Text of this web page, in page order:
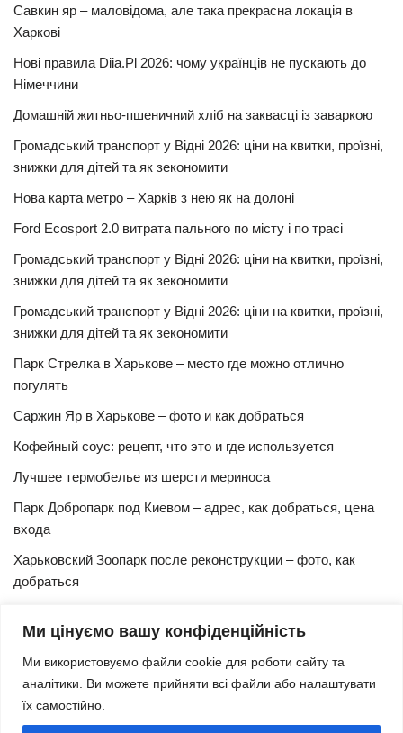
Ми цінуємо вашу конфіденційність
Ми використовуємо файли cookie для роботи сайту та
аналітики. Ви можете прийняти всі файли або налаштувати
їх самостійно.
Савкин яр – маловідома, але така прекрасна локація в
Харкові
Нові правила Diia.Pl 2026: чому українців не пускають до
Німеччини
Домашній житньо-пшеничний хліб на заквасці із заваркою
Громадський транспорт у Відні 2026: ціни на квитки, проїзні,
знижки для дітей та як зекономити
Нова карта метро – Харків з нею як на долоні
Ford Ecosport 2.0 витрата пального по місту і по трасі
Громадський транспорт у Відні 2026: ціни на квитки, проїзні,
знижки для дітей та як зекономити
Громадський транспорт у Відні 2026: ціни на квитки, проїзні,
знижки для дітей та як зекономити
Парк Стрелка в Харькове – место где можно отлично
погулять
Саржин Яр в Харькове – фото и как добраться
Кофейный соус: рецепт, что это и где используется
Лучшее термобелье из шерсти мериноса
Парк Добропарк под Киевом – адрес, как добраться, цена
входа
Харьковский Зоопарк после реконструкции – фото, как
добраться
домашних условиях
Харьковская Швейцария – цены, адрес, как добраться
Маршрут и расписание 27 троллейбуса (Харьков)
Трамвай № 3 Харьков – маршрут, время и интервал